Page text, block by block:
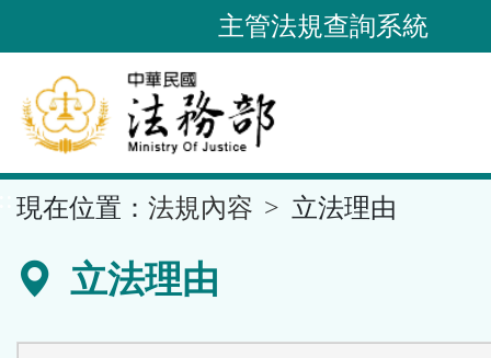
到
要
內
容
區
主管法規查詢系統
現在位置： 法規內容 立法理由
立法理由